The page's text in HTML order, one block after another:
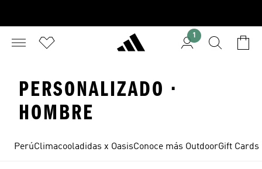
1
PERSONALIZADO ·
HOMBRE
PerúClimacooladidas x OasisConoce más OutdoorGift Cards